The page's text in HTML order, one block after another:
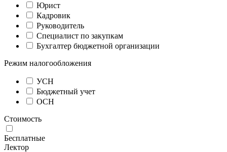
Юрист
Кадровик
Руководитель
Специалист по закупкам
Бухгалтер бюджетной организации
Режим налогообложения
УСН
Бюджетный учет
ОСН
Стоимость
Бесплатные
Лектор